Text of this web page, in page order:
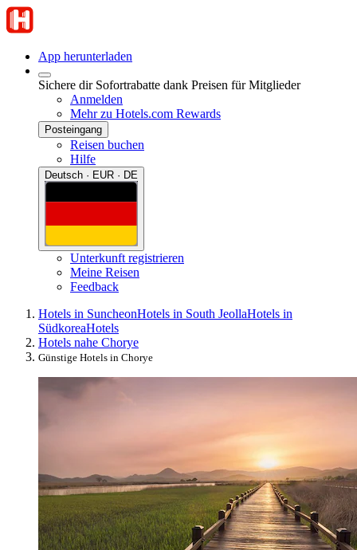
App herunterladen
Sichere dir Sofortrabatte dank Preisen für Mitglieder
Anmelden
Mehr zu Hotels.com Rewards
Posteingang
Reisen buchen
Hilfe
Deutsch · EUR · DE
Unterkunft registrieren
Meine Reisen
Feedback
Hotels in SuncheonHotels in South JeollaHotels in
SüdkoreaHotels
Hotels nahe Chorye
Günstige Hotels in Chorye